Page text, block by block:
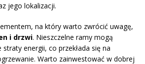
jego lokalizacji.
na który warto zwrócić uwagę,
i drzwi. Nieszczelne ramy mogą
energii, co przekłada się na
Warto zainwestować w dobrej